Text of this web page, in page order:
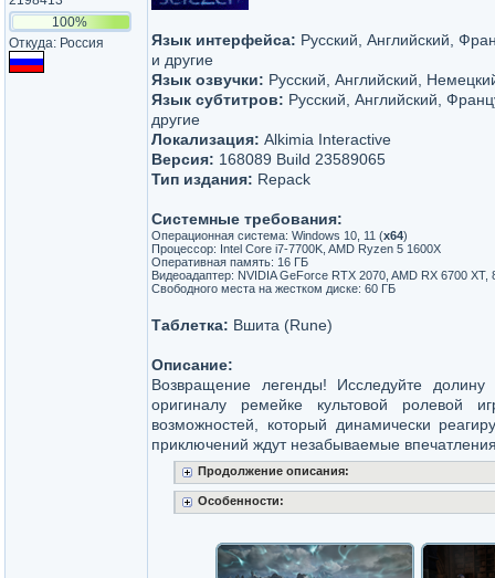
100%
Откуда: Россия
Язык интерфейса: Русский, Английский,
и другие
Язык озвучки: Русский, Английский,
Язык субтитров: Русский, Английский,
другие
Локализация: Alkimia Interactive
Версия: 168089 Build 23589065
Тип издания: Repack
Системные требования:
Операционная система: Windows 10, 11 (x64)
Процессор: Intel Core i7-7700K, AMD Ryzen 5 1600X
Оперативная память: 16 ГБ
Видеоадаптер: NVIDIA GeForce RTX 2070, AMD RX 6700 XT,
Свободного места на жестком диске: 60 ГБ
Таблетка: Вшита (Rune)
Описание:
Возвращение легенды! Исследуйте
оригиналу ремейке культовой ролевой
возможностей, который динамически
приключений ждут незабываемые
Продолжение описания:
Особенности: